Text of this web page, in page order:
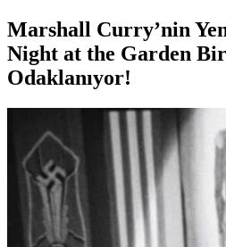
Marshall Curry’nin
Night at the Garden
Odaklanıyor!